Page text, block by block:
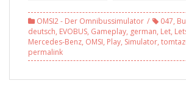
Müde (4/4)
Button ist da |
Gladbeck v5
OMSI2 - Der Omnibussimulator 047,
deutsch, EVOBUS, Gameplay, german, Let,
Mercedes-Benz, OMSI, Play, Simulator,
permalink